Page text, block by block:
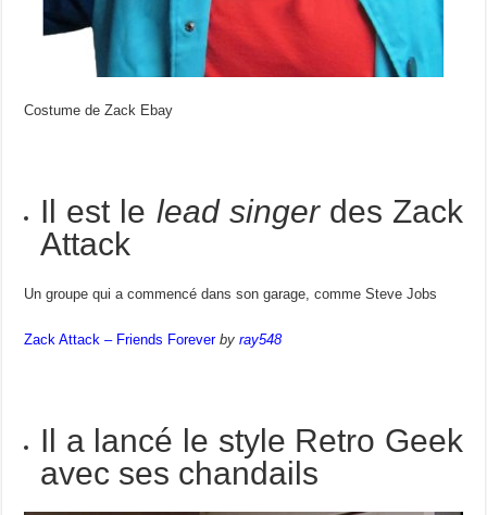
Costume de Zack Ebay
Il est le lead singerdes Zack
Attack
Un groupe qui a commencé dans son garage, comme Steve Jobs
Zack Attack – Friends Forever byray548
Il a lancé le style Retro Geek
avec ses chandails